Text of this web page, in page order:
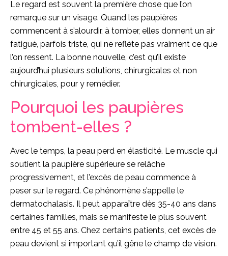
Le regard est souvent la première chose que l’on
remarque sur un visage. Quand les paupières
commencent à s’alourdir, à tomber, elles donnent un air
fatigué, parfois triste, qui ne reflète pas vraiment ce que
l’on ressent. La bonne nouvelle, c’est qu’il existe
aujourd’hui plusieurs solutions, chirurgicales et non
chirurgicales, pour y remédier.
Pourquoi les paupières
tombent-elles ?
Avec le temps, la peau perd en élasticité. Le muscle qui
soutient la paupière supérieure se relâche
progressivement, et l’excès de peau commence à
peser sur le regard. Ce phénomène s’appelle le
dermatochalasis. Il peut apparaître dès 35-40 ans dans
certaines familles, mais se manifeste le plus souvent
entre 45 et 55 ans. Chez certains patients, cet excès de
peau devient si important qu’il gêne le champ de vision.